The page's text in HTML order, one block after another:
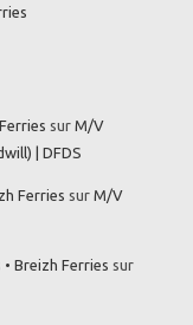
surM/V
| DFDS
Ferries surM/V
Breizh Ferries sur